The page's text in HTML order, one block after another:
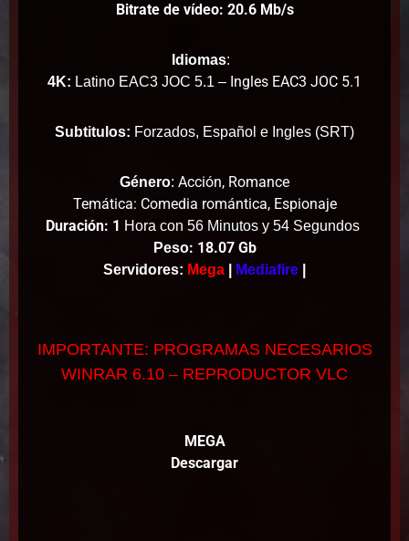
Bitrate de vídeo: 20.6 Mb/s
Idiomas:
4K: Latino EAC3 JOC 5.1 – Ingles EAC3 JOC 5.1
Subtitulos: Forzados, Español e Ingles (SRT)
Género: Acción, Romance
Temática: Comedia romántica, Espionaje
Duración: 1 Hora con 56 Minutos y 54 Segundos
Peso: 18.07 Gb
Servidores: Mega Mediafire
IMPORTANTE: PROGRAMAS NECESARIOS
WINRAR 6.10 – REPRODUCTOR VLC
MEGA
Descargar